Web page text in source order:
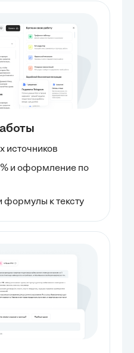
источников
и оформление по
формулы к тексту